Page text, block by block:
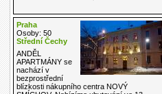
Praha
Osoby: 50
Střední Čechy
ANDĚL
APARTMÁNY se
nachází v
bezprostřední
blízkosti nákupního centra NOVÝ